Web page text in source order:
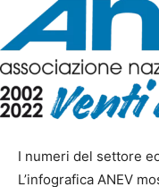
I numeri del settore
L’infografica ANEV